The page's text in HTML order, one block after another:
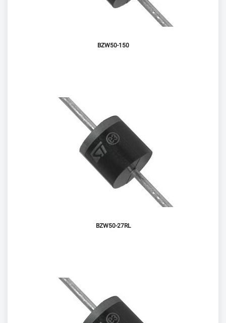
BZW50-150
BZW50-27RL